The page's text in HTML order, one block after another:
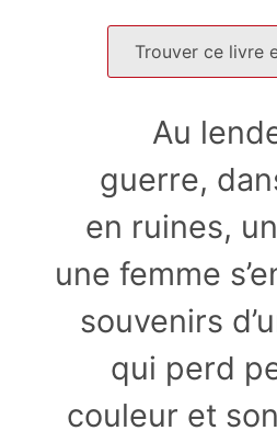
Trouver ce livre
Au
guerre,
en ruines,
une femme
souvenirs
qui perd
couleur et